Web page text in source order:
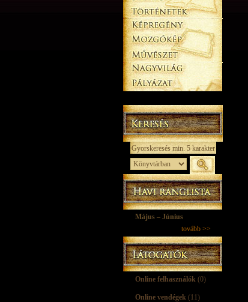
Május – Június
tovább >>
Online felhasználók (0)
Online vendégek(11)